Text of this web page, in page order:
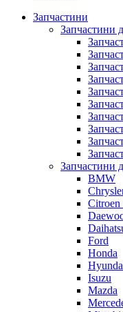
Запчастини
Запчастини
Запчастини
BMW
Citroen
Ford
Honda
Isuzu
Mazda